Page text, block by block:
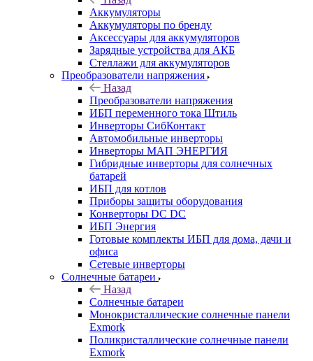
Аккумуляторы
Аккумуляторы по бренду
Аксессуары для аккумуляторов
Зарядные устройства для АКБ
Стеллажи для аккумуляторов
Преобразователи напряжения
Назад
Преобразователи напряжения
ИБП переменного тока Штиль
Инверторы СибКонтакт
Автомобильные инверторы
Инверторы МАП ЭНЕРГИЯ
Гибридные инверторы для солнечных
батарей
ИБП для котлов
Приборы защиты оборудования
Конверторы DC DC
ИБП Энергия
Готовые комплекты ИБП для дома, дачи и
офиса
Сетевые инверторы
Солнечные батареи
Назад
Солнечные батареи
Монокристаллические солнечные панели
Exmork
Поликристаллические солнечные панели
Exmork